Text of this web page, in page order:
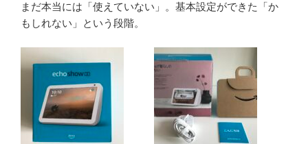
まだ本当には「使えていない」。基本設定ができた「か
もしれない」という段階。